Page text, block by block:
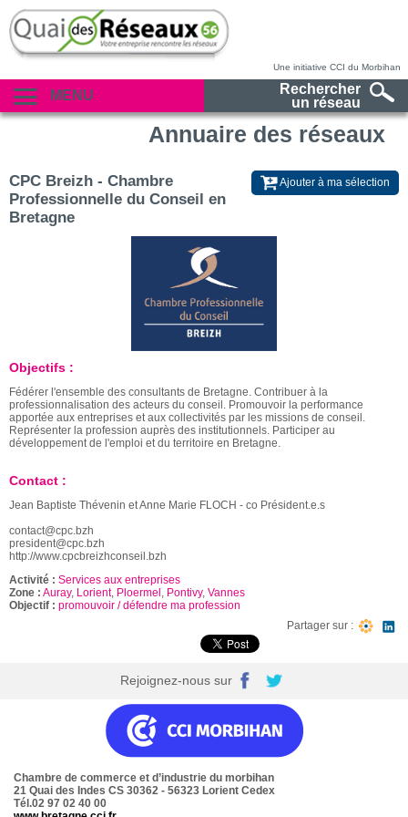
Une initiative CCI du Morbihan
MENU
Rechercher
un réseau
Annuaire des réseaux
Ajouter à ma sélection
CPC Breizh - Chambre
Professionnelle du Conseil en
Bretagne
Objectifs :
Fédérer l'ensemble des consultants de Bretagne. Contribuer à la
professionnalisation des acteurs du conseil. Promouvoir la performance
apportée aux entreprises et aux collectivités par les missions de conseil.
Représenter la profession auprès des institutionnels. Participer au
développement de l'emploi et du territoire en Bretagne.
Contact :
Jean Baptiste Thévenin et Anne Marie FLOCH - co Président.e.s
contact@cpc.bzh
president@cpc.bzh
http://www.cpcbreizhconseil.bzh
Activité : Services aux entreprises
Zone : Auray, Lorient, Ploermel , Pontivy, Vannes
Objectif : promouvoir / défendre ma profession
Partager sur :
Rejoignez-nous sur
Chambre de commerce et d’industrie du morbihan
21 Quai des Indes CS 30362 - 56323 Lorient Cedex
Tél.02 97 02 40 00